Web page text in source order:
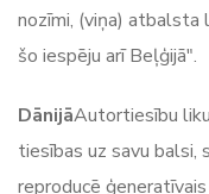
nozīmi, (viņa) atbalsta
šo iespēju arī Beļģijā".
DānijāAutortiesību
tiesības uz savu balsi,
reproducē